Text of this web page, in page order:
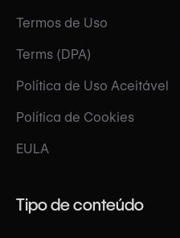
Termos de Uso
Terms (DPA)
Política de Uso Aceitável
Política de Cookies
EULA
Tipo de conteúdo